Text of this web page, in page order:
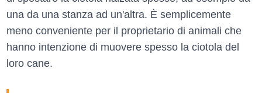
una da una stanza ad un'altra. È semplicemente
meno conveniente per il proprietario di animali che
hanno intenzione di muovere spesso la ciotola del
loro cane.